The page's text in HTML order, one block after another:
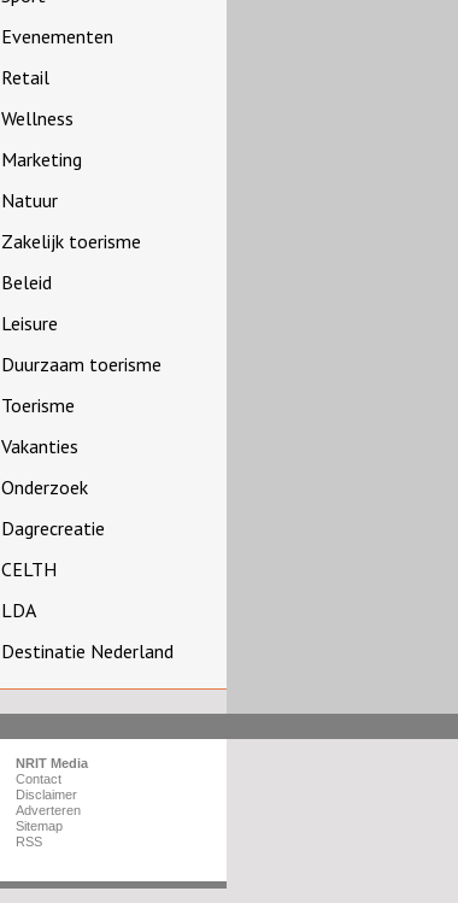
Evenementen
Retail
Wellness
Marketing
Natuur
Zakelijk toerisme
Beleid
Leisure
Duurzaam toerisme
Toerisme
Vakanties
Onderzoek
Dagrecreatie
CELTH
LDA
Destinatie Nederland
NRIT Media
Contact
Disclaimer
Adverteren
Sitemap
RSS